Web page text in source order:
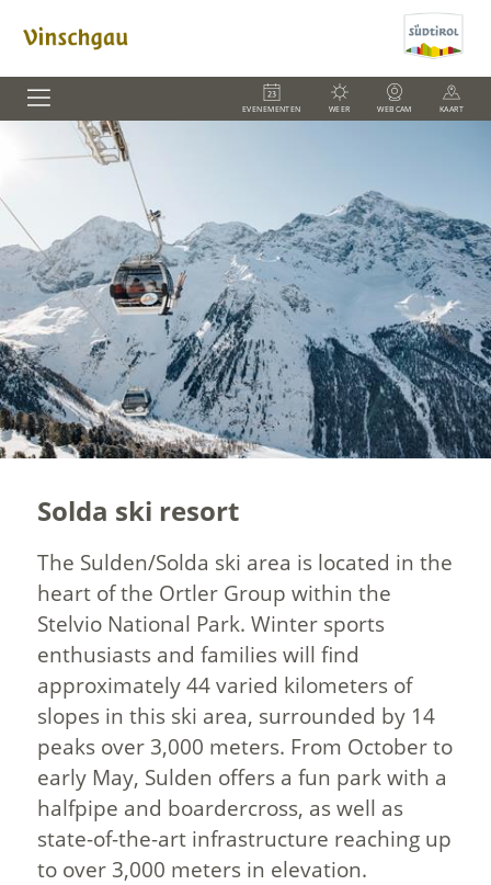
EVENEMENTEN WEER WEBCAM KAART
Solda ski resort
The Sulden/Solda ski area is located in the
heart of the Ortler Group within the
Stelvio National Park. Winter sports
enthusiasts and families will find
approximately 44 varied kilometers of
slopes in this ski area, surrounded by 14
peaks over 3,000 meters. From October to
early May, Sulden offers a fun park with a
halfpipe and boardercross, as well as
state-of-the-art infrastructure reaching up
to over 3,000 meters in elevation.